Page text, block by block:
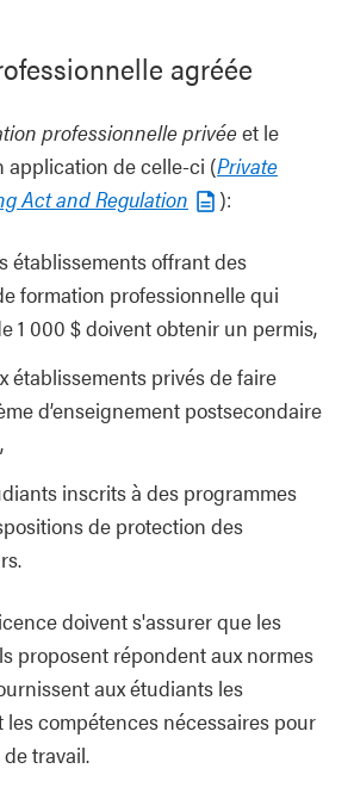
agréée
professionnelle privéeet le
application de celle-ci (Private
Act and Regulation
):
établissements offrant des
formation professionnelle qui
1 000 $ doivent obtenir un permis,
établissements privés de faire
d’enseignement postsecondaire
inscrits à des programmes
de protection des
doivent s'assurer que les
proposent répondent aux normes
aux étudiants les
compétences nécessaires pour
travail.